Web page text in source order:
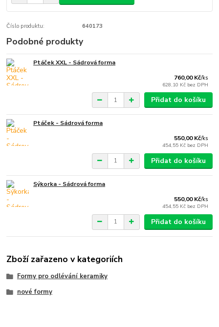
Číslo produktu: 640173
Podobné produkty
Ptáček XXL - Sádrová forma
760,00 Kč/ks
628,10 Kč bez DPH
Přidat do košíku
Ptáček - Sádrová forma
550,00 Kč/ks
454,55 Kč bez DPH
Přidat do košíku
Sýkorka - Sádrová forma
550,00 Kč/ks
454,55 Kč bez DPH
Přidat do košíku
Zboží zařazeno v kategoriích
Formy pro odlévání keramiky
nové formy